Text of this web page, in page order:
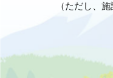
（ただし、